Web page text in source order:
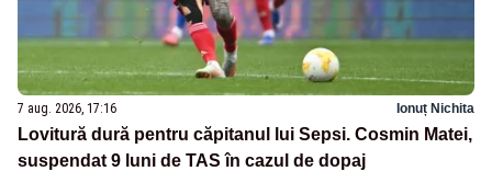
7 aug. 2026, 17:16 Ionuț Nichita
Lovitură dură pentru căpitanul lui Sepsi. Cosmin Matei,
suspendat 9 luni de TAS în cazul de dopaj